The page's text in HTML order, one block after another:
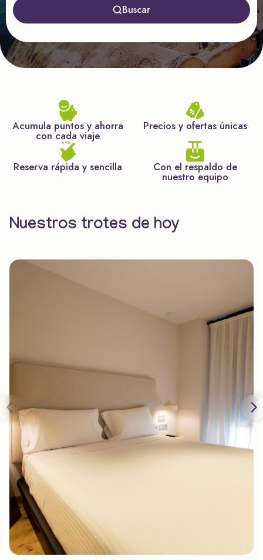
Buscar
Acumula puntos y ahorra
con cada viaje
Precios y ofertas únicas
Reserva rápida y sencilla Con el respaldo de
nuestro equipo
Nuestros trotes de hoy